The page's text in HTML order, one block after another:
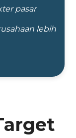
pasar
lebih